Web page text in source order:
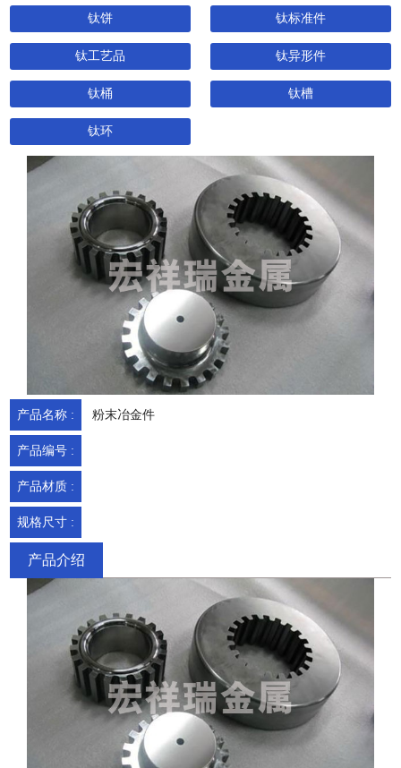
钛饼 钛标准件
钛工艺品 钛异形件
钛桶 钛槽
钛环
产品名称 : 粉末冶金件
产品编号 :
产品材质 :
规格尺寸 :
产品介绍